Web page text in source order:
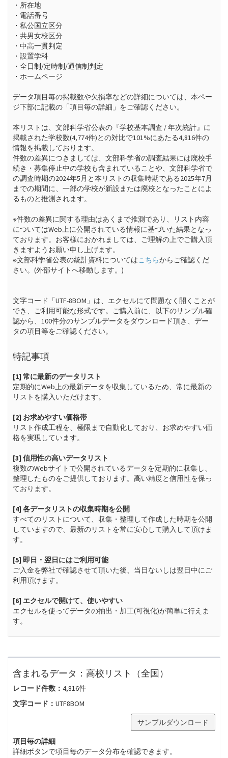
・所在地
・電話番号
・私公国立区分
・共男女校区分
・中高一貫判定
・設置学科
・全日制/定時制/通信制判定
・ホームページ
データ項目毎の掲載数や欠損率などの詳細については、本ペー
ジ下部に記載の「項目毎の詳細」をご確認ください。
本リストは、文部科学省公表の『学校基本調査 / 年次統計』に
掲載された学校数(4,774件)との対比で101%にあたる4,816件の
情報を掲載しております。
件数の差異につきましては、文部科学省の調査結果には廃校手
続き・募集停止中の学校も含まれていることや、文部科学省で
の調査時期の2024年5月と本リストの収集時期である2025年7月
までの期間に、一部の学校が新設または廃校となったことによ
るものと推測されます。
※件数の差異に関する理由はあくまで推測であり、リスト内容
についてはWeb上に公開されている情報に基づいた結果となっ
ております。お客様におかれましては、ご理解の上でご購入頂
きますようお願い申し上げます。
※文部科学省公表の統計資料についてはこちらからご確認くだ
さい。(外部サイトへ移動します。)
文字コード「UTF-8BOM」は、エクセルにて問題なく開くことが
でき、ご利用可能な形式です。ご購入前に、以下のサンプル確
認から、100件分のサンプルデータをダウンロード頂き、デー
タの項目等をご確認ください。
特記事項
[1] 常に最新のデータリスト
定期的にWeb上の最新データを収集しているため、常に最新の
リストを購入いただけます。
[2] お求めやすい価格帯
リスト作成工程を、極限まで自動化しており、お求めやすい価
格を実現しています。
[3] 信用性の高いデータリスト
複数のWebサイトで公開されているデータを定期的に収集し、
整理したものをご提供しております。高い精度と信用性を保っ
ております。
[4] 各データリストの収集時期を公開
すべてのリストについて、収集・整理して作成した時期を公開
していますので、最新のリストを常に安心して購入して頂けま
す。
[5] 即日・翌日にはご利用可能
ご入金を弊社で確認させて頂いた後、当日ないしは翌日中にご
利用頂けます。
[6] エクセルで開けて、使いやすい
エクセルを使ってデータの抽出・加工(可視化)が簡単に行えま
す。
含まれるデータ： 高校リスト（全国）
レコード件数： 4,816件
文字コード： UTF8BOM
サンプルダウンロード
項目毎の詳細
詳細ボタンで項目毎のデータ分布を確認できます。